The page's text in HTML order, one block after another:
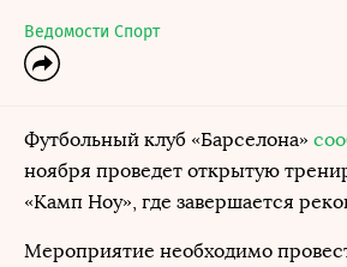
Ведомости Спорт
Футбольный клуб «Барселона»
ноября проведет открытую
«Камп Ноу», где завершается
Мероприятие необходимо